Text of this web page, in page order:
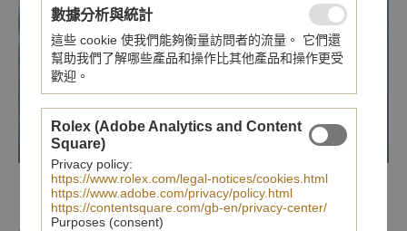
數據分析與統計
這些 cookie 使我們能夠衡量訪問者的流量。 它們還
幫助我們了解哪些產品和操作比其他產品和操作更受
歡迎。
Rolex (Adobe Analytics and Content
Square)
Privacy policy:
https://www.rolex.com/legal-notices/cookies.html
https://www.adobe.com/privacy/policy.html
https://contentsquare.com/gb-en/privacy-center/
Purposes (consent)